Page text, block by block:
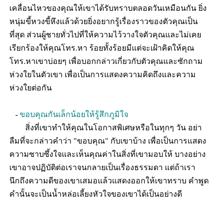
เคลื่อนไหวของคุณให้เขาได้รับทราบตลอดวันเหมือนกัน ยิ่ง
หนุ่มขี้หวงขี้หึงแล้วด้วยยิ่งอยากรู้เรื่องราวของตัวคุณเป็น
ที่สุด ส่วนผู้ชายทั่วไปที่ให้ความไว้วางใจตัวคุณและไม่เคย
เรียกร้องให้คุณโทร.หา ร้อยทั้งร้อยมีแต่จะเฝ้าคิดให้คุณ
โทร.หาเขาบ่อยๆ เพื่อบอกกล่าวเกี่ยวกับตัวคุณและซักถาม
ห่วงใยในตัวเขา เพื่อเป็นการแสดงความคิดถึงและความ
ห่วงใยต่อกัน
- ขอบคุณกันเล็กน้อยให้รู้สึกภูมิใจ
สิ่งที่เขาทำให้คุณในโอกาสพิเศษหรือในทุกๆ วัน อย่า
ลืมที่จะกล่าวคำว่า "ขอบคุณ" กับเขาบ้าง เพื่อเป็นการแสดง
ความซาบซึ้งใจและเห็นคุณค่าในสิ่งที่เขามอบให้ บางอย่าง
เขาอาจปฏิบัติต่อเราจนกลายเป็นเรื่องธรรมดา แต่ถ้าเรา
นึกถึงความดีของเขาเสมอแล้วแสดงออกให้เขาทราบ คำพูด
คำนั้นจะเป็นน้ำหล่อเลี้ยงหัวใจของเขาได้เป็นอย่างดี